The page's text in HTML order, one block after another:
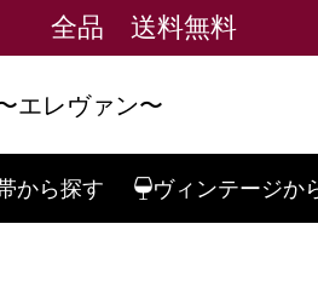
全品 送料無料
エレヴァン〜
から探す ヴィンテージか
検索